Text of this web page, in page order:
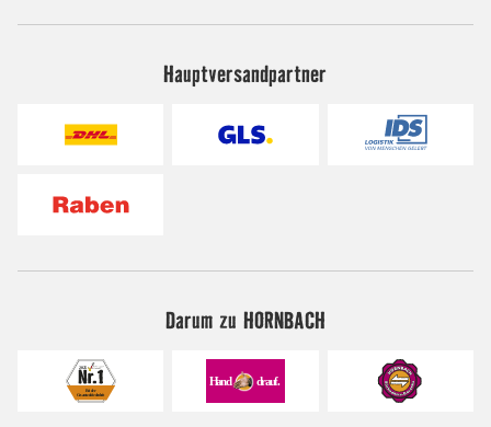
Hauptversandpartner
Darum zu HORNBACH